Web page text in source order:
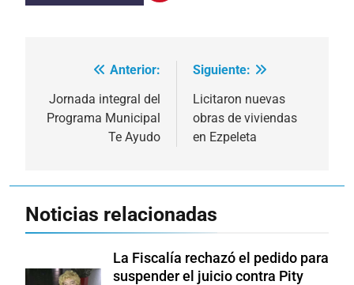
Navegación
de
entradas
Anterior:
Jornada integral del
Programa Municipal
Te Ayudo
Siguiente:
Licitaron nuevas
obras de viviendas
en Ezpeleta
Noticias relacionadas
La Fiscalía rechazó el pedido para
suspender el juicio contra Pity